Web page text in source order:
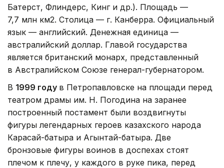
Батерст, Флиндерс, Кинг и др.). Площадь —
7,7 млн км2. Столица — г. Канберра. Официальный
язык — английский. Денежная единица —
австралийский доллар. Главой государства
является британский монарх, представленный
в Австралийском Союзе генерал-губернатором.
В 1999 году в Петропавловске на площади перед
театром драмы им. Н. Погодина на заранее
построенный постамент были воздвигнуты
фигуры легендарных героев казахского народа
Карасай-батыра и Агынтай-батыра. Две
бронзовые фигуры воинов в доспехах стоят
плечом к плечу, у каждого в руке пика, перед